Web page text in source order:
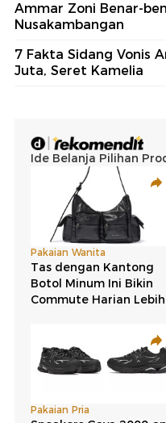
Ammar Zoni Benar-
Nusakambangan
7 Fakta Sidang Vonis
Juta, Seret Kamelia